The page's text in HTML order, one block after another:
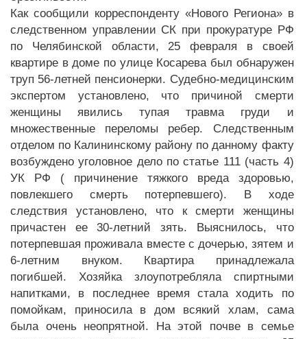
Как сообщили корреспонденту «Нового Региона» в
следственном управлении СК при прокуратуре РФ
по Челябинской области, 25 февраля в своей
квартире в доме по улице Косарева был обнаружен
труп 56-летней пенсионерки. Судебно-медицинским
экспертом установлено, что причиной смерти
женщины явились тупая травма груди и
множественные переломы ребер. Следственным
отделом по Калининскому району по данному факту
возбуждено уголовное дело по статье 111 (часть 4)
УК РФ ( причинение тяжкого вреда здоровью,
повлекшего смерть потерпевшего). В ходе
следствия установлено, что к смерти женщины
причастен ее 30-летний зять. Выяснилось, что
потерпевшая проживала вместе с дочерью, зятем и
6-летним внуком. Квартира принадлежала
погибшей. Хозяйка злоупотребляла спиртными
напитками, в последнее время стала ходить по
помойкам, приносила в дом всякий хлам, сама
была очень неопрятной. На этой почве в семье